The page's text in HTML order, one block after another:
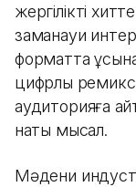
жергілікті
заманауи
форматта
цифрлық ремикс
аудиторияға
нақты мысал.
Мәдени